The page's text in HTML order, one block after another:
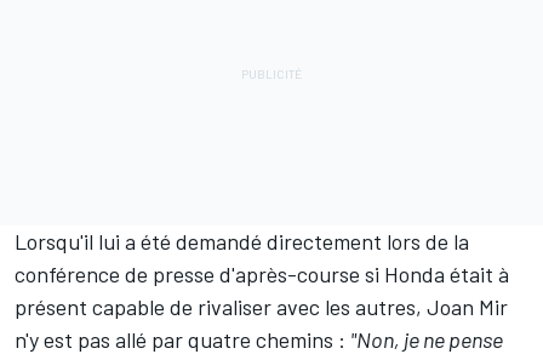
Lorsqu'il lui a été demandé directement lors de la
conférence de presse d'après-course si Honda était à
présent capable de rivaliser avec les autres, Joan Mir
n'y est pas allé par quatre chemins : "Non, je ne pense